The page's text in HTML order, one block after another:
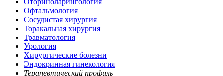
Офтальмология
Сосудистая хирургия
Торакальная хирургия
Травматология
Урология
Хирургические болезни
Эндокринная гинекология
Терапевтический профиль